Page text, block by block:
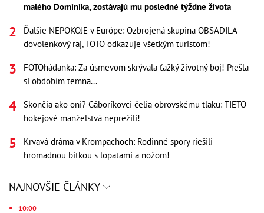
malého Dominika, zostávajú mu posledné týždne života
Ďalšie NEPOKOJE v Európe: Ozbrojená skupina OBSADILA
dovolenkový raj, TOTO odkazuje všetkým turistom!
FOTOhádanka: Za úsmevom skrývala ťažký životný boj! Prešla
si obdobím temna...
Skončia ako oni? Gáboríkovci čelia obrovskému tlaku: TIETO
hokejové manželstvá neprežili!
Krvavá dráma v Krompachoch: Rodinné spory riešili
hromadnou bitkou s lopatami a nožom!
NAJNOVŠIE ČLÁNKY
10:00